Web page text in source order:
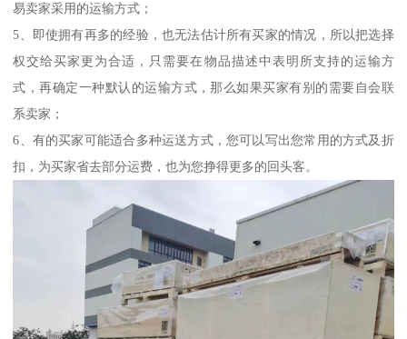
易卖家采用的运输方式；
5、即使拥有再多的经验，也无法估计所有买家的情况，所以把选择
权交给买家更为合适，只需要在物品描述中表明所支持的运输方
式，再确定一种默认的运输方式，那么如果买家有别的需要自会联
系卖家；
6、有的买家可能适合多种运送方式，您可以写出您常用的方式及折
扣，为买家省去部分运费，也为您挣得更多的回头客。